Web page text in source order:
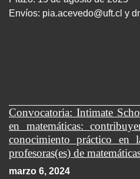
Envíos: pia.acevedo@uft.cl y
Convocatoria: Intimate
en matemáticas:
conocimiento práctico
profesoras(es) de
marzo 6, 2024